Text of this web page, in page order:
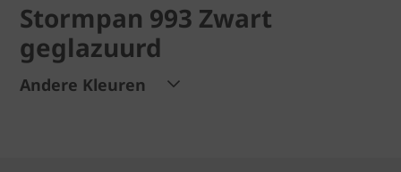
Stormpan 993 Zwart
geglazuurd
Andere Kleuren